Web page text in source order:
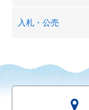
入札・公売